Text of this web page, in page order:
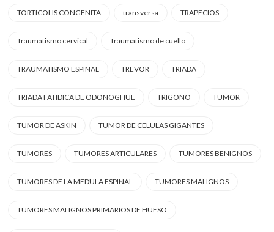
TORTICOLIS CONGENITA transversa TRAPECIOS
Traumatismo cervical Traumatismo de cuello
TRAUMATISMO ESPINAL TREVOR TRIADA
TRIADA FATIDICA DE ODONOGHUE TRIGONO TUMOR
TUMOR DE ASKIN TUMOR DE CELULAS GIGANTES
TUMORES TUMORES ARTICULARES TUMORES BENIGNOS
TUMORES DE LA MEDULA ESPINAL TUMORES MALIGNOS
TUMORES MALIGNOS PRIMARIOS DE HUESO